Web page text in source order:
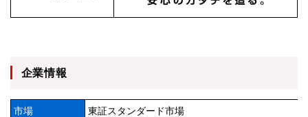
企業情報
市場
東証スタンダード市場